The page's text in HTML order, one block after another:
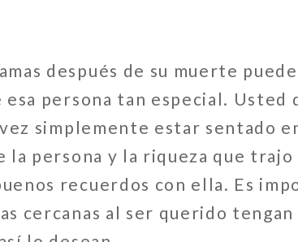
después de su muerte
persona tan especial. Usted
simplemente estar sentado
persona y la riqueza que
recuerdos con ella. Es
cercanas al ser querido